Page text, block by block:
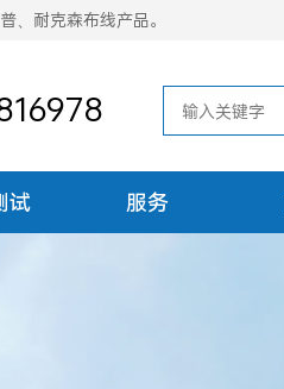
、耐克森布线产品。
试 服务